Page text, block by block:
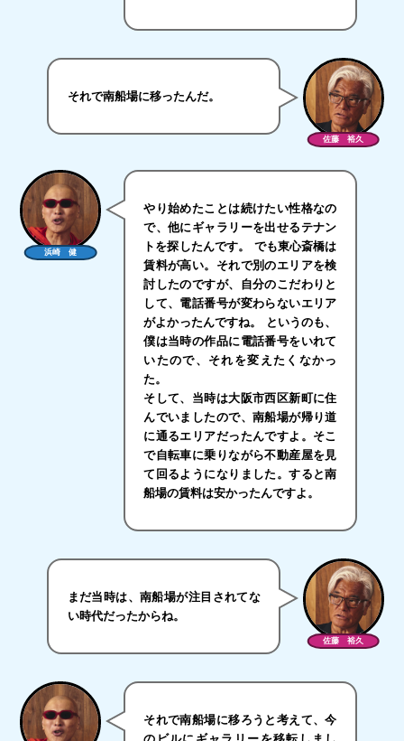
佐藤 裕久
それで南船場に移ったんだ。
浜崎 健
やり始めたことは続けたい性格なの
で、他にギャラリーを出せるテナン
トを探したんです。 でも東心斎橋は
賃料が高い。それで別のエリアを検
討したのですが、自分のこだわりと
して、電話番号が変わらないエリア
がよかったんですね。 というのも、
僕は当時の作品に電話番号をいれて
いたので、それを変えたくなかっ
た。
そして、当時は大阪市西区新町に住
んでいましたので、南船場が帰り道
に通るエリアだったんですよ。そこ
で自転車に乗りながら不動産屋を見
て回るようになりました。すると南
船場の賃料は安かったんですよ。
佐藤 裕久
まだ当時は、南船場が注目されてな
い時代だったからね。
それで南船場に移ろうと考えて、今